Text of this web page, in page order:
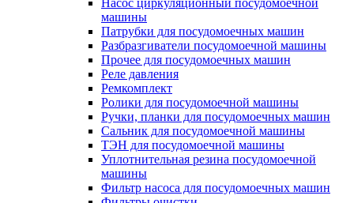
Насос циркуляционный посудомоечной
машины
Патрубки для посудомоечных машин
Разбразгиватели посудомоечной машины
Прочее для посудомоечных машин
Реле давления
Ремкомплект
Ролики для посудомоечной машины
Ручки, планки для посудомоечных машин
Сальник для посудомоечной машины
ТЭН для посудомоечной машины
Уплотнительная резина посудомоечной
машины
Фильтр насоса для посудомоечных машин